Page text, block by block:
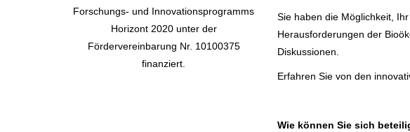
Sie haben die Möglichkeit,
Herausforderungen der
Diskussionen.
Erfahren Sie von den
Wie können Sie sich
Forschungs- und Innovationsprogramms
Horizont 2020 unter der
Fördervereinbarung Nr. 10100375
finanziert.